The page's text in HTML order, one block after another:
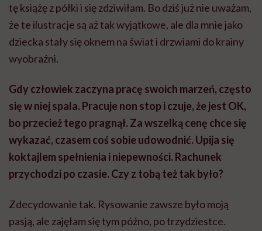
tę książę z półki i się zdziwiłam. Bo dziś już nie uważam,
że te ilustracje są aż tak wyjątkowe, ale dla mnie jako
dziecka stały się oknem na świat i drzwiami do krainy
wyobraźni.
Gdy człowiek zaczyna pracę swoich marzeń, często
się w niej spala. Pracuje non stop i czuje, że jest OK,
bo przecież tego pragnął. Za wszelką cenę chce się
wykazać, czasem coś sobie udowodnić. Upija się
koktajlem spełnienia i niepewności. Rachunek
przychodzi po czasie. Czy z tobą też tak było?
Zdecydowanie tak. Rysowanie zawsze było moją
pasją, ale zajęłam się tym późno, po trzydziestce.